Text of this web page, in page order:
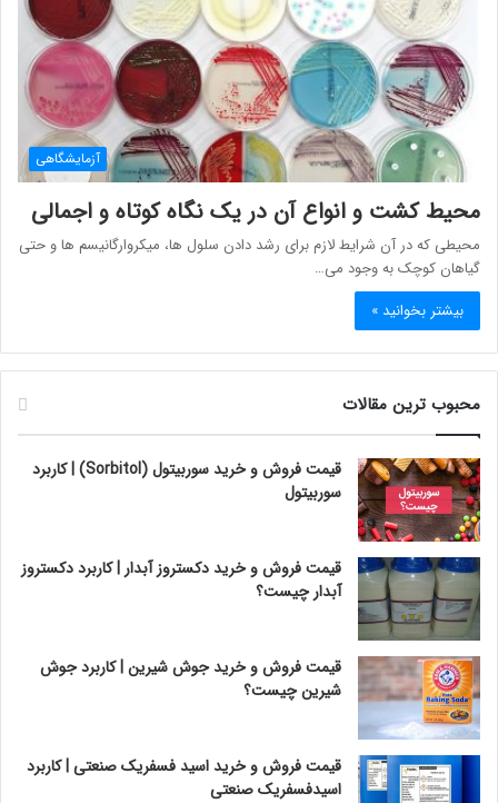
آزمایشگاهی
محیط کشت و انواع آن در یک نگاه کوتاه و اجمالی
محیطی که در آن شرایط لازم برای رشد دادن سلول ها، میکروارگانیسم ها و حتی
گیاهان کوچک به وجود می…
بیشتر بخوانید »
محبوب ترین مقالات
قیمت فروش و خرید سوربیتول (Sorbitol) | کاربرد
سوربیتول
قیمت فروش و خرید دکستروز آبدار | کاربرد دکستروز
آبدار چیست؟
قیمت فروش و خرید جوش شیرین | کاربرد جوش
شیرین چیست؟
قیمت فروش و خرید اسید فسفریک صنعتی | کاربرد
اسیدفسفریک صنعتی